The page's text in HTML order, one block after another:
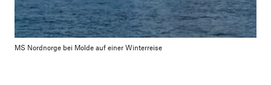
MS Nordnorge bei Molde auf einer Winterreise